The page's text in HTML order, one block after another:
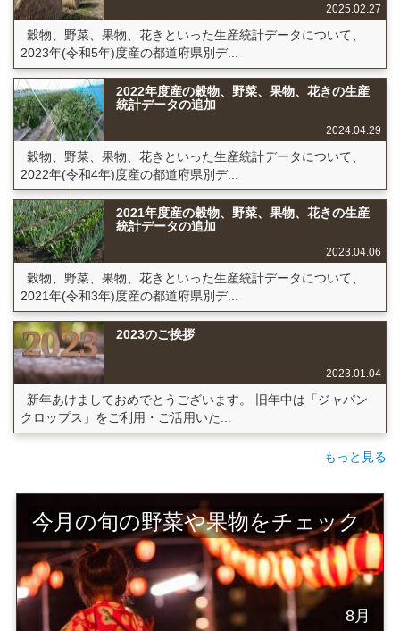
2025.02.27
穀物、野菜、果物、花きといった生産統計データについて、
2023年(令和5年)度産の都道府県別デ...
2022年度産の穀物、野菜、果物、花きの生産
統計データの追加
2024.04.29
穀物、野菜、果物、花きといった生産統計データについて、
2022年(令和4年)度産の都道府県別デ...
2021年度産の穀物、野菜、果物、花きの生産
統計データの追加
2023.04.06
穀物、野菜、果物、花きといった生産統計データについて、
2021年(令和3年)度産の都道府県別デ...
2023のご挨拶
2023.01.04
新年あけましておめでとうございます。 旧年中は「ジャパン
クロップス」をご利用・ご活用いた...
もっと見る
今月の旬の野菜や果物をチェック
8月